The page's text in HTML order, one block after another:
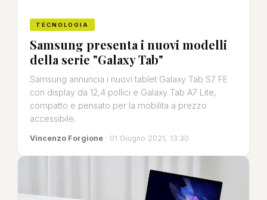
TECNOLOGIA
Samsung presenta i nuovi modelli
della serie "Galaxy Tab"
Samsung annuncia i nuovi tablet Galaxy Tab S7 FE
con display da 12,4 pollici e Galaxy Tab A7 Lite,
compatto e pensato per la mobilita a prezzo
accessibile.
Vincenzo Forgione · 01 Giugno 2021, 13:30